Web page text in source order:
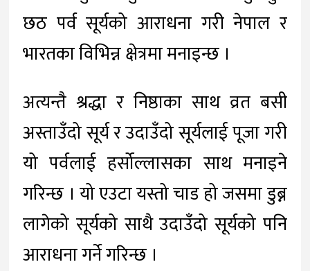
छठ पर्व सूर्यको आराधना गरी नेपाल र
भारतका विभिन्न क्षेत्रमा मनाइन्छ ।
अत्यन्तै श्रद्धा र निष्ठाका साथ व्रत बसी
अस्ताउँदो सूर्य र उदाउँदो सूर्यलाई पूजा गरी
यो पर्वलाई हर्सोल्लासका साथ मनाइने
गरिन्छ । यो एउटा यस्तो चाड हो जसमा डुब्न
लागेको सूर्यको साथै उदाउँदो सूर्यको पनि
आराधना गर्ने गरिन्छ ।